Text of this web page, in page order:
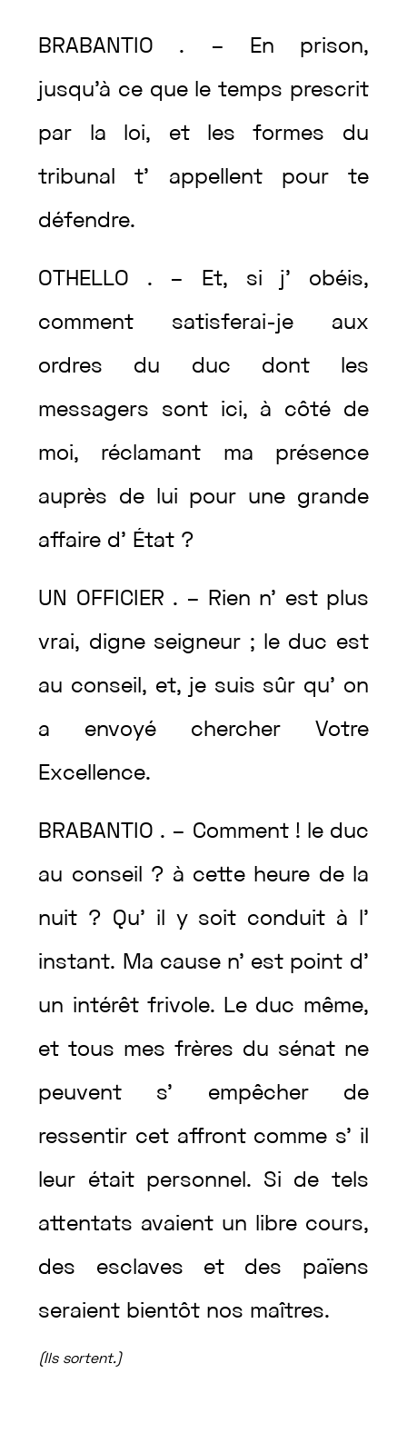
BRABANTIO . – En prison,
jusqu’à ce que letemps prescrit
par la loi, et lesformes du
tribunalt’ appellent pour te
défendre.
OTHELLO . – Et, si j’ obéis,
comment satisferai-je aux
ordres du duc dont les
messagers sont ici, à côté de
moi, réclamant ma présence
auprès de lui pour une grande
affaire d’ État ?
UN OFFICIER . – Rien n’ est plus
vrai, digne seigneur ; le duc est
au conseil , et, je suis sûr qu’ on
a envoyé chercher Votre
Excellence.
BRABANTIO . – Comment ! le duc
au conseil ? à cette heure de la
nuit ? Qu’ il y soit conduit à l’
instant. Ma cause n’ est point d’
un intérêt frivole. Le duc même,
ettous mesfrères du sénat ne
peuvent s’ empêcher de
ressentir cet affront comme s’ il
leur était personnel . Si de tels
attentats avaient un libre cours,
des esclaves et des païens
seraient bientôt nos maîtres.
(Ils sortent. )